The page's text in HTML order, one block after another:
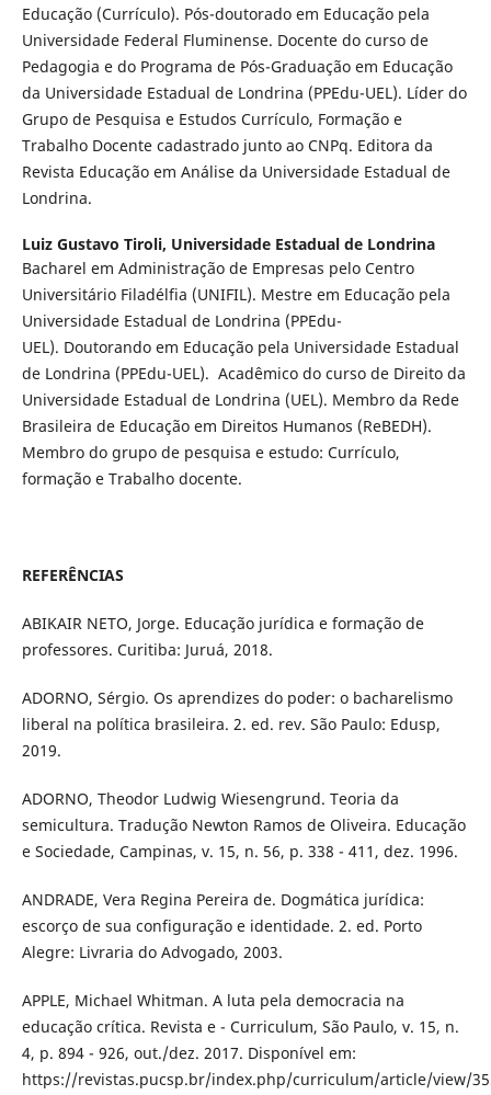
Educação (Currículo). Pós-doutorado em Educação pela
Universidade Federal Fluminense. Docente do curso de
Pedagogia e do Programa de Pós-Graduação em Educação
da Universidade Estadual de Londrina (PPEdu-UEL). Líder do
Grupo de Pesquisa e Estudos Currículo, Formação e
Trabalho Docente cadastrado junto ao CNPq. Editora da
Revista Educação em Análise da Universidade Estadual de
Londrina.
Luiz Gustavo Tiroli, Universidade Estadual de Londrina
Bacharel em Administração de Empresas pelo Centro
Universitário Filadélfia (UNIFIL). Mestre em Educação pela
Universidade Estadual de Londrina (PPEdu-
UEL). Doutorando em Educação pela Universidade Estadual
de Londrina (PPEdu-UEL). Acadêmico do curso de Direito da
Universidade Estadual de Londrina (UEL). Membro da Rede
Brasileira de Educação em Direitos Humanos (ReBEDH).
Membro do grupo de pesquisa e estudo: Currículo,
formação e Trabalho docente.
REFERÊNCIAS
ABIKAIR NETO, Jorge. Educação jurídica e formação de
professores. Curitiba: Juruá, 2018.
ADORNO, Sérgio. Os aprendizes do poder: o bacharelismo
liberal na política brasileira. 2. ed. rev. São Paulo: Edusp,
2019.
ADORNO, Theodor Ludwig Wiesengrund. Teoria da
semicultura. Tradução Newton Ramos de Oliveira. Educação
e Sociedade, Campinas, v. 15, n. 56, p. 338 - 411, dez. 1996.
ANDRADE, Vera Regina Pereira de. Dogmática jurídica:
escorço de sua configuração e identidade. 2. ed. Porto
Alegre: Livraria do Advogado, 2003.
APPLE, Michael Whitman. A luta pela democracia na
educação crítica. Revista e - Curriculum, São Paulo, v. 15, n.
4, p. 894 - 926, out./dez. 2017. Disponível em:
https://revistas.pucsp.br/index.php/curriculum/article/view/